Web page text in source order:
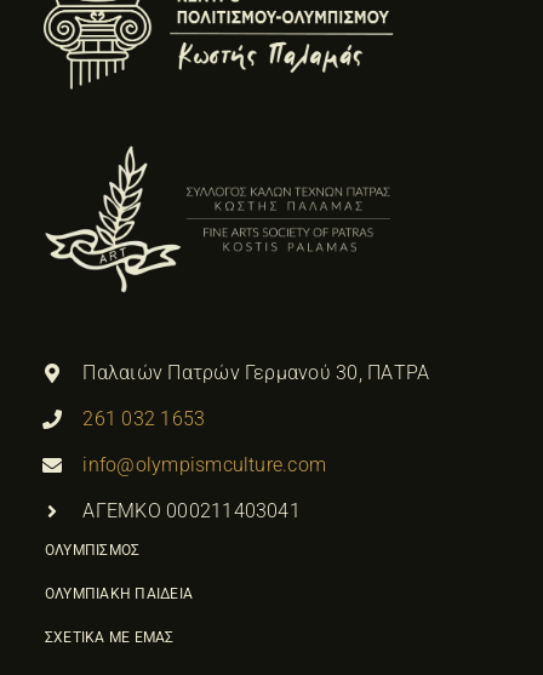
Παλαιών Πατρών Γερμανού 30, ΠΑΤΡΑ
261 032 1653
info@olympismculture.com
ΑΓΕΜΚΟ 000211403041
ΟΛΥΜΠΙΣΜΟΣ
ΟΛΥΜΠΙΑΚΗ ΠΑΙΔΕΙΑ
ΣΧΕΤΙΚΑ ΜΕ ΕΜΑΣ